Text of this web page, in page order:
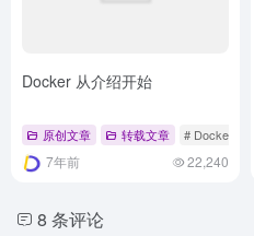
Docker 从介绍开始
原创文章 转载文章 # Docker
7年前 22,240
8 条评论